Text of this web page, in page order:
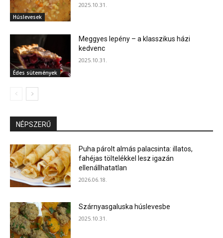
Húslevesek
2025.10.31.
Édes sütemények
Meggyes lepény – a klasszikus házi
kedvenc
2025.10.31.
NÉPSZERŰ
Puha párolt almás palacsinta: illatos,
fahéjas töltelékkel lesz igazán
ellenállhatatlan
2026.06.18.
Szárnyasgaluska húslevesbe
2025.10.31.